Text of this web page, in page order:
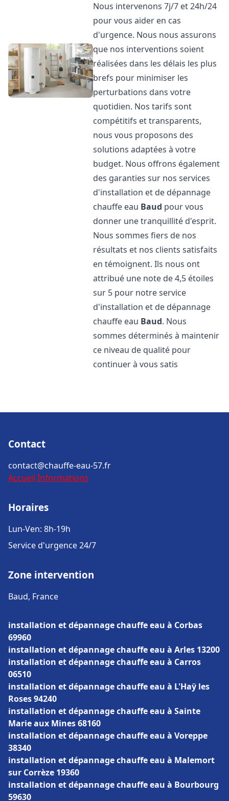
Nous intervenons 7j/7 et 24h/24
pour vous aider en cas
d'urgence. Nous nous assurons
que nos interventions soient
réalisées dans les délais les plus
brefs pour minimiser les
perturbations dans votre
quotidien. Nos tarifs sont
compétitifs et transparents,
nous vous proposons des
solutions adaptées à votre
budget. Nous offrons également
des garanties sur nos services
d'installation et de dépannage
chauffe eau Baud pour vous
donner une tranquillité d'esprit.
Nous sommes fiers de nos
résultats et nos clients satisfaits
en témoignent. Ils nous ont
attribué une note de 4,5 étoiles
sur 5 pour notre service
d'installation et de dépannage
chauffe eau Baud. Nous
sommes déterminés à maintenir
ce niveau de qualité pour
continuer à vous satis
Contact
contact@chauffe-eau-57.fr
Accueil Informations
Horaires
Lun-Ven: 8h-19h
Service d'urgence 24/7
Zone intervention
Baud, France
installation et dépannage chauffe eau à Corbas
69960
installation et dépannage chauffe eau à Arles 13200
installation et dépannage chauffe eau à Carros
06510
installation et dépannage chauffe eau à L'Haÿ les
Roses 94240
installation et dépannage chauffe eau à Sainte
Marie aux Mines 68160
installation et dépannage chauffe eau à Voreppe
38340
installation et dépannage chauffe eau à Malemort
sur Corrèze 19360
installation et dépannage chauffe eau à Bourbourg
59630